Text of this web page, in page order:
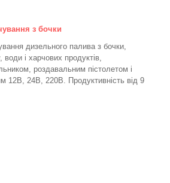
з бочки
дизельного палива з бочки,
і харчових продуктів,
роздавальним пістолетом і
12В, 24В, 220В. Продуктивність від 9